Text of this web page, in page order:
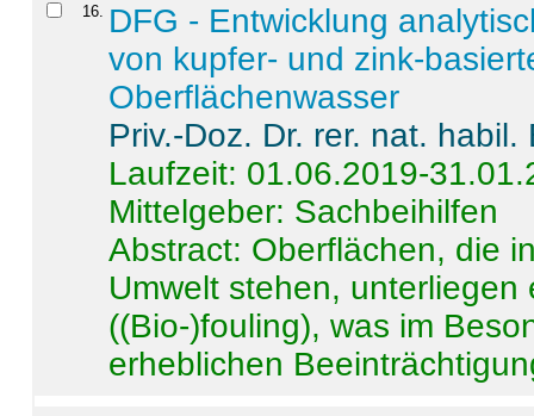
16
DFG - Entwicklung
von kupfer- und zink-
Oberflächenwasser
Priv.-Doz. Dr. rer. nat.
Laufzeit: 01.06.2019-
Mittelgeber: Sachbeihilfen
Abstract: Oberflächen, die
Umwelt stehen,
((Bio-)fouling), was im
erheblichen